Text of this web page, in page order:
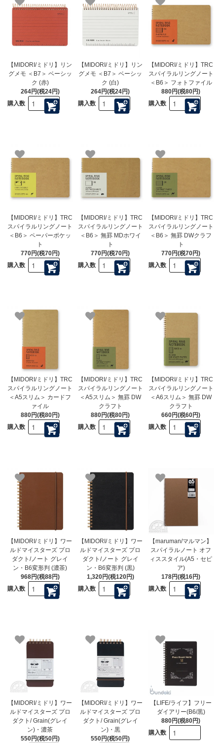
【MIDORI/ミドリ】リン
グメモ ＜B7＞ ベーシッ
ク (赤)
264円(税24円)
購入数
【MIDORI/ミドリ】リン
グメモ ＜B7＞ ベーシッ
ク (白)
264円(税24円)
購入数
【MIDORI/ミドリ】TRC
スパイラルリングノート
＜B6＞ フォトファイル
880円(税80円)
購入数
【MIDORI/ミドリ】TRC
スパイラルリングノート
＜B6＞ ペーパーポケッ
ト
770円(税70円)
購入数
【MIDORI/ミドリ】TRC
スパイラルリングノート
＜B6＞ 無罫 MDホワイ
ト
770円(税70円)
購入数
【MIDORI/ミドリ】TRC
スパイラルリングノート
＜B6＞ 無罫 DWクラフ
ト
770円(税70円)
購入数
【MIDORI/ミドリ】TRC
スパイラルリングノート
＜A5スリム＞ カードフ
ァイル
880円(税80円)
購入数
【MIDORI/ミドリ】TRC
スパイラルリングノート
＜A5スリム＞ 無罫 DW
クラフト
880円(税80円)
購入数
【MIDORI/ミドリ】TRC
スパイラルリングノート
＜A6スリム＞ 無罫 DW
クラフト
660円(税60円)
購入数
【MIDORI/ミドリ】ワー
ルドマイスターズ プロ
ダクト/ノート グレイ
ン・B6変形判 (濃茶)
968円(税88円)
購入数
【MIDORI/ミドリ】ワー
ルドマイスターズ プロ
ダクト/ノート グレイ
ン・B6変形判 (黒)
1,320円(税120円)
購入数
【maruman/マルマン】
スパイラルノート オフ
ィススタイル(A5・セピ
ア)
178円(税16円)
購入数
【MIDORI/ミドリ】ワー
ルドマイスターズ プロ
ダクト/ Grain(グレイ
ン)・濃茶
550円(税50円)
【MIDORI/ミドリ】ワー
ルドマイスターズ プロ
ダクト/ Grain(グレイ
ン)・黒
550円(税50円)
【LIFE/ライフ】フリー
ダイアリー(B6/黒)
880円(税80円)
購入数